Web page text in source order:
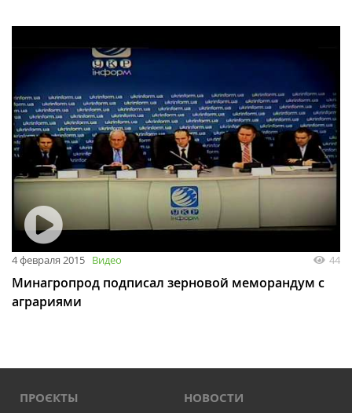
4 февраля 2015 Видео 44
Минагропрод подписал зерновой меморандум с
аграриями
ПРОЄКТЫ НОВОСТИ